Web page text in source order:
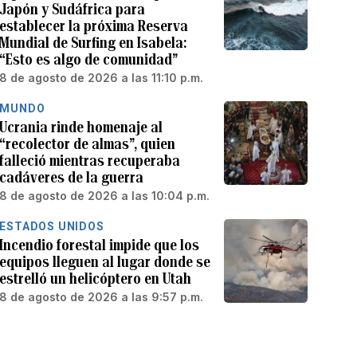
Japón y Sudáfrica para
establecer la próxima Reserva
Mundial de Surfing en Isabela:
“Esto es algo de comunidad”
8 de agosto de 2026 a las 11:10 p.m.
MUNDO
Ucrania rinde homenaje al
“recolector de almas”, quien
falleció mientras recuperaba
cadáveres de la guerra
8 de agosto de 2026 a las 10:04 p.m.
ESTADOS UNIDOS
Incendio forestal impide que los
equipos lleguen al lugar donde se
estrelló un helicóptero en Utah
8 de agosto de 2026 a las 9:57 p.m.